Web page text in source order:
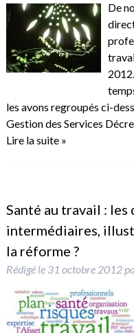
De
les avons regroupés ci-
Gestion des Services
Lire la suite »
Santé au travail :
intermédiaires,
la réforme ?
Rédigé le 31 octobre 2012